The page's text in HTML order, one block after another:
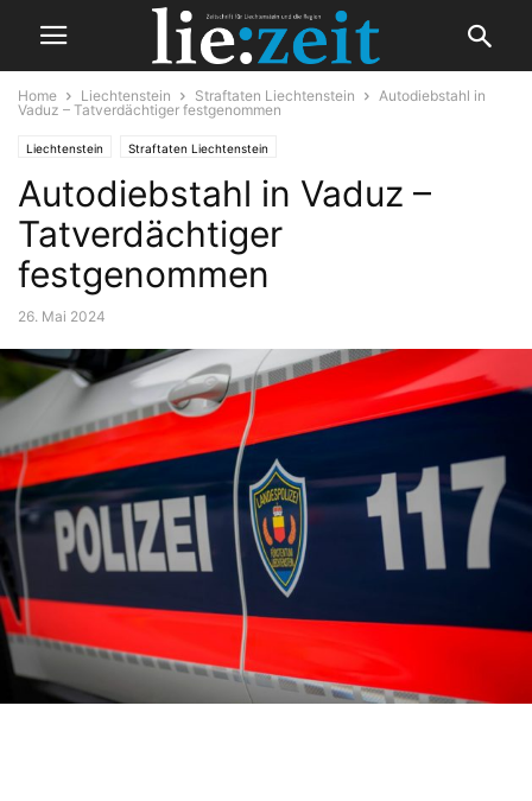
Home Liechtenstein Straftaten Liechtenstein
Autodiebstahl in
Vaduz – Tatverdächtiger festgenommen
Liechtenstein Straftaten Liechtenstein
Autodiebstahl in Vaduz –
Tatverdächtiger
festgenommen
26. Mai 2024